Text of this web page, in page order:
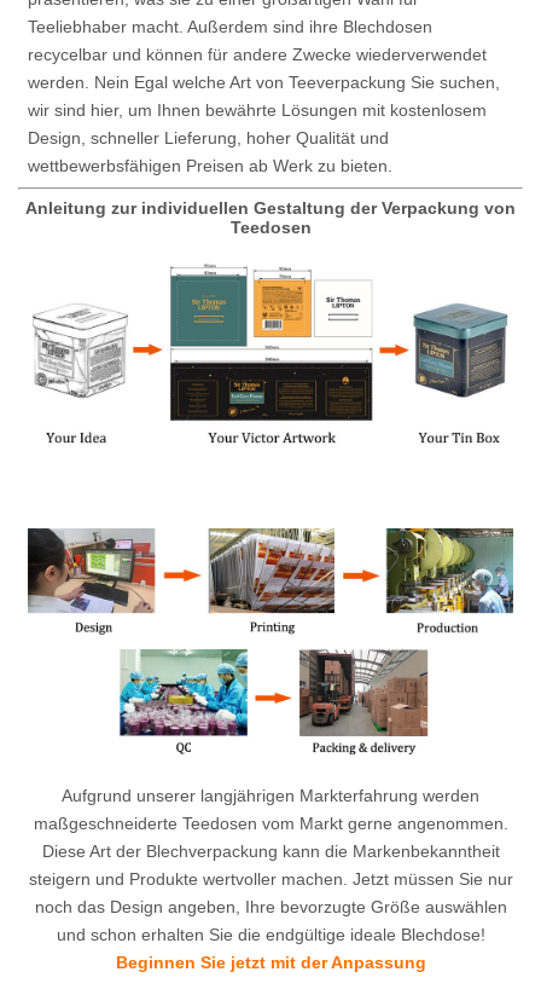
Teeliebhaber macht. Außerdem sind ihre Blechdosen
recycelbar und können für andere Zwecke wiederverwendet
werden. Nein Egal welche Art von Teeverpackung Sie suchen,
wir sind hier, um Ihnen bewährte Lösungen mit kostenlosem
Design, schneller Lieferung, hoher Qualität und
wettbewerbsfähigen Preisen ab Werk zu bieten.
Anleitung zur individuellen Gestaltung der Verpackung von
Teedosen
Aufgrund unserer langjährigen Markterfahrung werden
maßgeschneiderte Teedosen vom Markt gerne angenommen.
Diese Art der Blechverpackung kann die Markenbekanntheit
steigern und Produkte wertvoller machen. Jetzt müssen Sie nur
noch das Design angeben, Ihre bevorzugte Größe auswählen
und schon erhalten Sie die endgültige ideale Blechdose!
Beginnen Sie jetzt mit der Anpassung